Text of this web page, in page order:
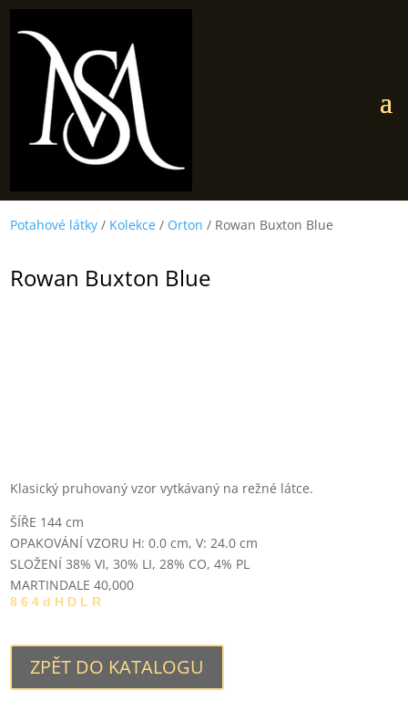
Potahové látky / Kolekce / Orton / Rowan Buxton Blue
Rowan Buxton Blue
Klasický pruhovaný vzor vytkávaný na režné látce.
ŠÍŘE 144 cm
OPAKOVÁNÍ VZORU H: 0.0 cm, V: 24.0 cm
SLOŽENÍ38% VI, 30% LI, 28% CO, 4% PL
MARTINDALE 40,000
8 6 4 d H D L R
ZPĚT DO KATALOGU